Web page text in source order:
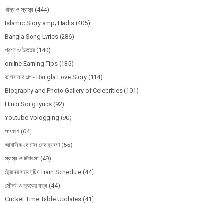
খাদ্য ও স্বাস্থ্য (444)
Islamic Story amp; Hadis (405)
Bangla Song Lyrics (286)
প্রশ্ন ও উত্তর (140)
online Earning Tips (135)
ভালবাসার গল্প - Bangla Love Story (114)
Biography and Photo Gallery of Celebrities (101)
Hindi Song lyrics (92)
Youtube Vblogging (90)
সাধারণ (64)
আবাসিক হোটেল দেহ ব্যবসা (55)
স্বাস্থ্য ও চিকিৎসা (49)
ট্রেনের সময়সূচি/ Train Schedule (44)
সৌন্দর্য ও ত্বকের যত্ন (44)
Cricket Time Table Updates (41)